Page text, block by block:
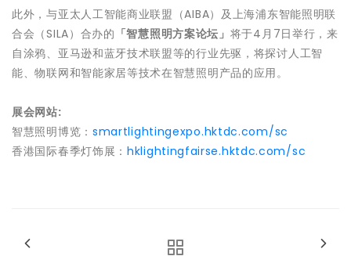
此外，与亚太人工智能商业联盟（AIBA）及上海浦东智能照明联
合会（SILA）合办的 「智慧照明方案论坛」 将于4月7日举行，来
自涂鸦、亚马逊和蓝牙技术联盟等的行业先驱，将探讨人工智
能、物联网和智能家居等技术在智慧照明产品的应用。
展会网站:
智慧照明博览： smartlightingexpo.hktdc.com/sc
香港国际春季灯饰展： hklightingfairse.hktdc.com/sc